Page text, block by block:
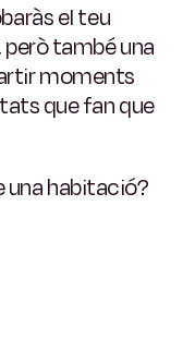
el teu
també una
moments
que fan que
una habitació?